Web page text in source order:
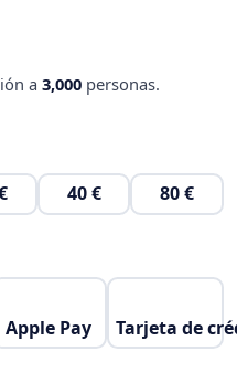
a 3,000 personas.
40 € 80 €
Apple Pay Tarjeta de